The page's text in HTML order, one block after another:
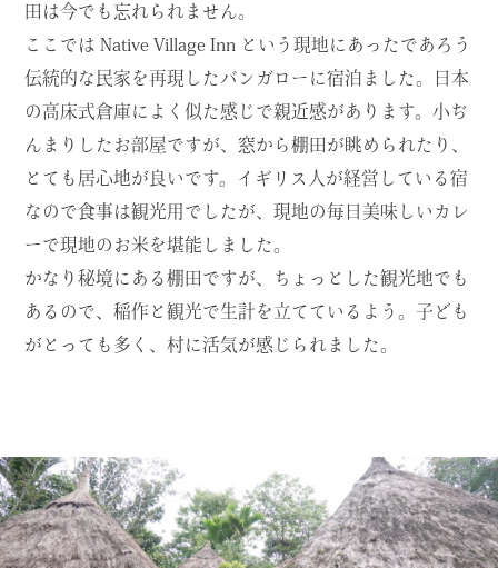
田は今でも忘れられません。
ここでは Native Village Inn という現地にあったであろう
伝統的な民家を再現したバンガローに宿泊ました。日本
の高床式倉庫によく似た感じで親近感があります。小ぢ
んまりしたお部屋ですが、窓から棚田が眺められたり、
とても居心地が良いです。イギリス人が経営している宿
なので食事は観光用でしたが、現地の毎日美味しいカレ
ーで現地のお米を堪能しました。
かなり秘境にある棚田ですが、ちょっとした観光地でも
あるので、稲作と観光で生計を立てているよう。子ども
がとっても多く、村に活気が感じられました。